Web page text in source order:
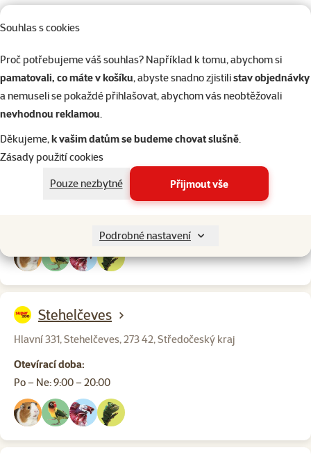
Souhlas s cookies
Proč potřebujeme váš souhlas? Například k tomu, abychom si
pamatovali, co máte v košíku, abyste snadno zjistilistav objednávky
a nemuseli se pokaždé přihlašovat, abychom vás neobtěžovali
nevhodnou reklamou.
Děkujeme,k vašim datům se budeme chovat slušně.
Zásady použití cookies
Pouze nezbytné
Přijmout vše
Podrobné nastavení
Otevírací doba:
Po – Ne: 9:00 – 20:00
Kladno-Central
Petra Bezruče 3388, Kladno, 272 01, Středočeský kraj
Otevírací doba:
Stehelčeves
Hlavní 331, Stehelčeves, 273 42, Středočeský kraj
Otevírací doba:
Po – Ne: 9:00 – 20:00